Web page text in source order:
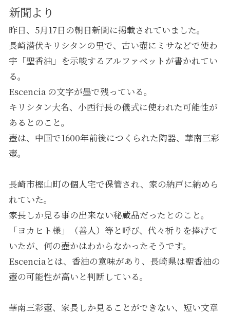
新聞より
昨日、5月17日の朝日新聞に掲載されていました。
長崎潜伏キリシタンの里で、古い壺にミサなどで使わ
宇「聖香油」を示唆するアルファベットが書かれてい
る。
Escencia の文字が墨で残っている。
キリシタン大名、小西行長の儀式に使われた可能性が
あるとのこと。
壺は、中国で1600年前後につくられた陶器、華南三彩
壺。
長崎市樫山町の個人宅で保管され、家の納戸に納めら
れていた。
家長しか見る事の出来ない秘蔵品だったとのこと。
「ヨカヒト様」（善人）等と呼び、代々祈りを捧げて
いたが、何の壺かはわからなかったそうです。
Escenciaとは、香油の意味があり、長崎県は聖香油の
壺の可能性が高いと判断している。
華南三彩壺、家長しか見ることができない、短い文章